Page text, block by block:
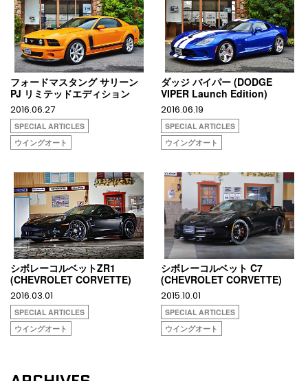
フォードマスタング サリーン
PJ リミテッドエディション
2016.06.27
SPECIAL ARTICLES
ウイングオート
ダッジ バイパー (DODGE
VIPER Launch Edition)
2016.06.19
SPECIAL ARTICLES
ウイングオート
シボレーコルベットZR1
(CHEVROLET CORVETTE)
2016.03.01
SPECIAL ARTICLES
ウイングオート
シボレーコルベット C7
(CHEVROLET CORVETTE)
2015.10.01
SPECIAL ARTICLES
ウイングオート